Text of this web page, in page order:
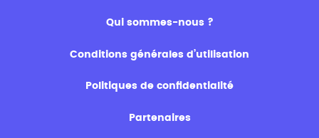
Qui sommes-nous ?
Conditions générales d’utilisation
Politiques de confidentialité
Partenaires